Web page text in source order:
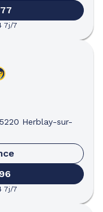
7j/7
Herblay-sur-
7j/7